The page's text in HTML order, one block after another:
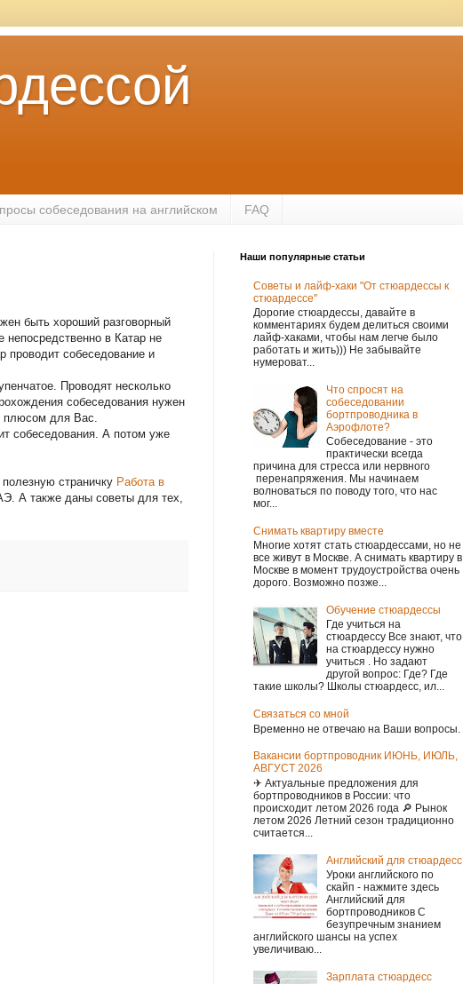
собеседования на английском FAQ
быть хороший разговорный
непосредственно в Катар не
проводит собеседование и
Проводят несколько
собеседования нужен
плюсом для Вас.
собеседования. А потом уже
страничку Работа в
А также даны советы для тех,
Наши популярные статьи
Советы и лайф-хаки "От стюардессы к
стюардессе"
Дорогие стюардессы, давайте в
комментариях будем делиться своими
лайф-хаками, чтобы нам легче было
работать и жить))) Не забывайте
нумероват...
Что спросят на
собеседовании
бортпроводника в
Аэрофлоте?
Собеседование - это
практически всегда
причина для стресса или нервного
перенапряжения. Мы начинаем
волноваться по поводу того, что нас
мог...
Снимать квартиру вместе
Многие хотят стать стюардессами, но не
все живут в Москве. А снимать квартиру в
Москве в момент трудоустройства очень
дорого. Возможно позже...
Обучение стюардессы
Где учиться на
стюардессу Все знают, что
на стюардессу нужно
учиться . Но задают
другой вопрос: Где? Где
такие школы? Школы стюардесс, ил...
Связаться со мной
Временно не отвечаю на Ваши вопросы.
Вакансии бортпроводник ИЮНЬ, ИЮЛЬ,
АВГУСТ 2026
✈ Актуальные предложения для
бортпроводников в России: что
происходит летом 2026 года 🔎 Рынок
летом 2026 Летний сезон традиционно
считается...
Английский для стюардесс
Уроки английского по
скайп - нажмите здесь
Английский для
бортпроводников С
безупречным знанием
английского шансы на успех
увеличиваю...
Зарплата стюардесс